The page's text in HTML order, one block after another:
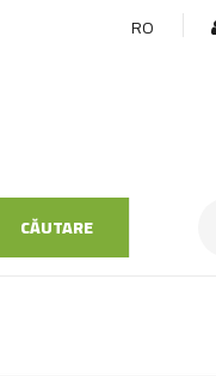
RO
CĂUTARE